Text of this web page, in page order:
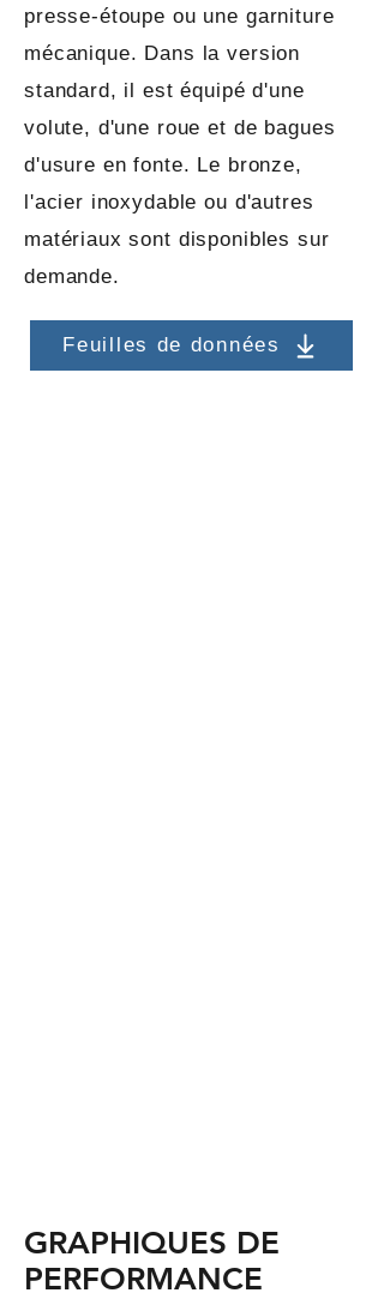
presse-étoupe ou une garniture
mécanique. Dans la version
standard, il est équipé d'une
volute, d'une roue et de bagues
d'usure en fonte. Le bronze,
l'acier inoxydable ou d'autres
matériaux sont disponibles sur
demande.
Feuilles de données
GRAPHIQUES DE
PERFORMANCE